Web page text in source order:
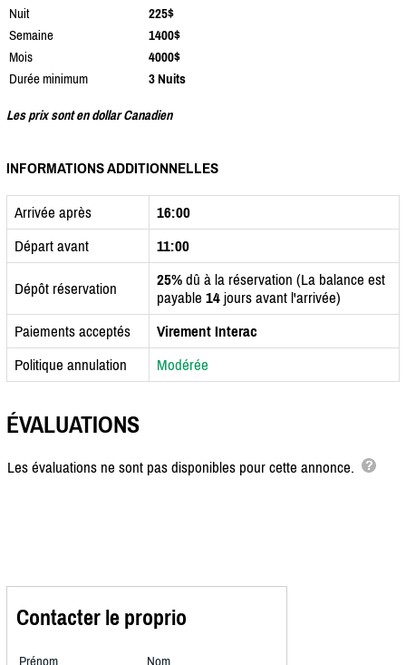
Nuit
225$
Semaine
1400$
Mois
4000$
Durée minimum
3 Nuits
Les prix sont en dollar Canadien
INFORMATIONS ADDITIONNELLES
Arrivée après
16:00
Départ avant
11:00
Dépôt réservation 25% dû à la réservation (La balance est
payable 14 jours avant l'arrivée)
Paiements acceptés
Virement Interac
Politique annulation
Modérée
ÉVALUATIONS
Les évaluations ne sont pas disponibles pour cette annonce.
Contacter le proprio
Prénom Nom